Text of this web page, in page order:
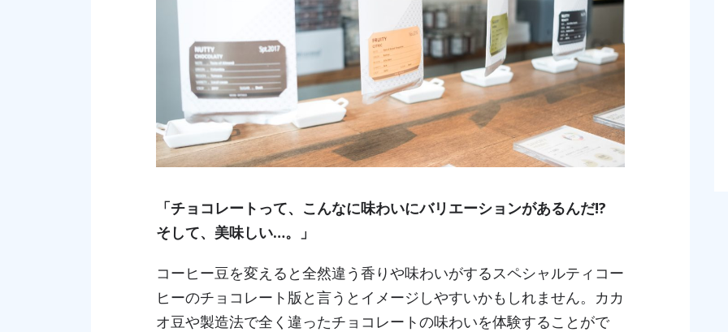
「チョコレートって、こんなに味わいにバリエーションがあるんだ!?
そして、美味しい…。」
コーヒー豆を変えると全然違う香りや味わいがするスペシャルティコー
ヒーのチョコレート版と言うとイメージしやすいかもしれません。カカ
オ豆や製造法で全く違ったチョコレートの味わいを体験することがで